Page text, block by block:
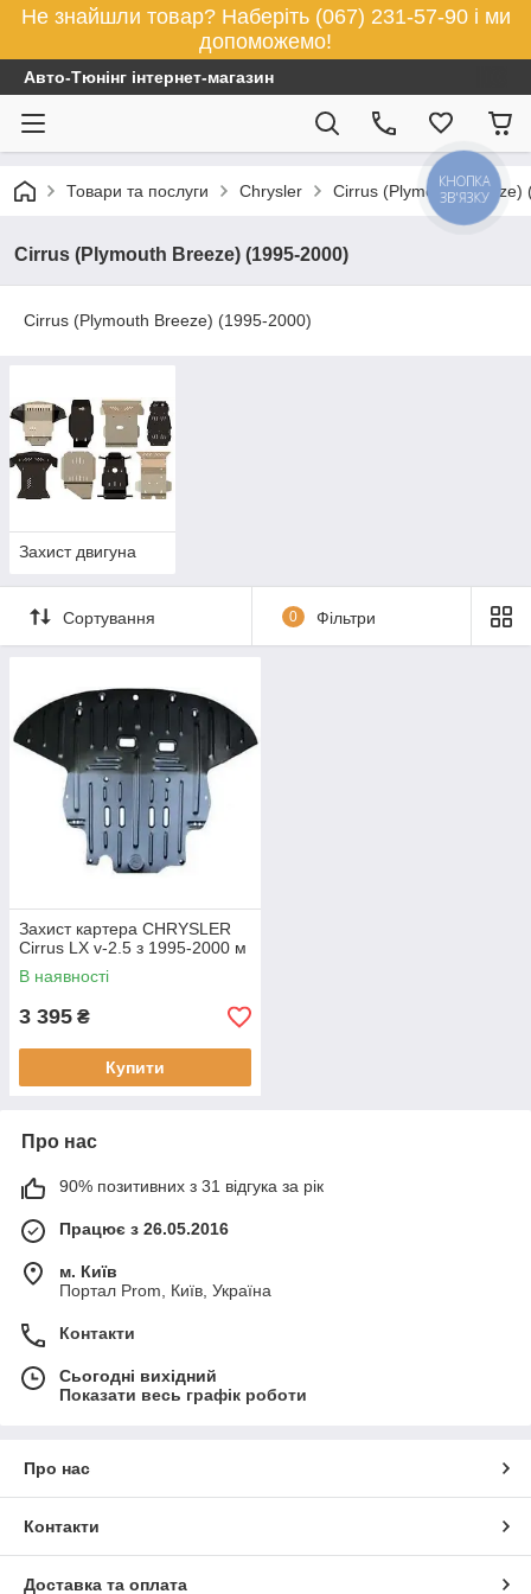
Не знайшли товар? Наберіть (067) 231-57-90 і ми
допоможемо!
Авто-Тюнінг інтернет-магазин
Товари та послуги Chrysler Cirrus (Plymouth Breeze)
Cirrus (Plymouth Breeze) (1995-2000)
Cirrus (Plymouth Breeze) (1995-2000)
Захист двигуна
Сортування 0 Фільтри
Захист картера CHRYSLER
Cirrus LX v-2.5 з 1995-2000 м
В наявності
3 395 ₴
Купити
Про нас
90% позитивних з 31 відгука за рік
Працює з 26.05.2016
м. Київ
Портал Prom, Київ, Україна
Контакти
Сьогодні вихідний
Показати весь графік роботи
Про нас
Контакти
Доставка та оплата
КНОПКА
ЗВ'ЯЗКУ